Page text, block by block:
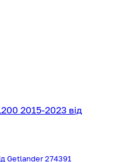
Getlander 274391